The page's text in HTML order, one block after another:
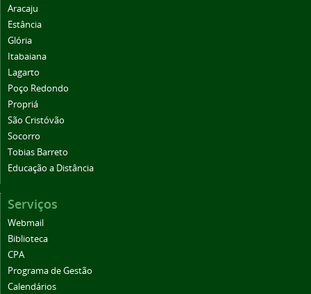
Aracaju
Estância
Glória
Itabaiana
Lagarto
Poço Redondo
Propriá
São Cristóvão
Socorro
Tobias Barreto
Educação a Distância
Serviços
Webmail
Biblioteca
CPA
Programa de Gestão
Calendários